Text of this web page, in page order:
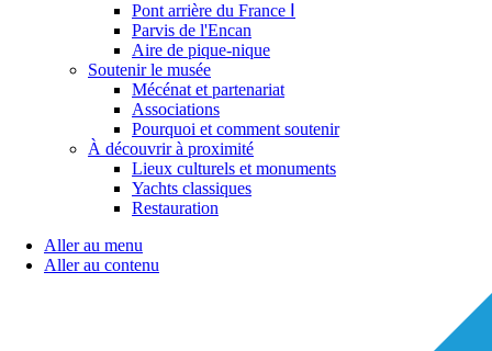
Pont arrière du France Ⅰ
Parvis de l'Encan
Aire de pique-nique
Soutenir le musée
Mécénat et partenariat
Associations
Pourquoi et comment soutenir
À découvrir à proximité
Lieux culturels et monuments
Yachts classiques
Restauration
Aller au menu
Aller au contenu